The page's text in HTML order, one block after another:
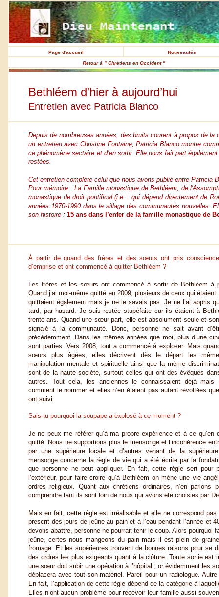
Page d'accueil
Nouveautés
Retour à " Chrétiens en Occident "
Bethléem d’hier à aujourd’hui
Entretien avec Patricia Blanco
Depuis de nombreuses années, des bruits courent à propos de la
un entretien avec Christine Fontaine, Patricia Blanco montre
ce phénomène sectaire et d’en sortir. Elle nous fait part
restées.
Cet entretien complète celui que nous avons publié entre Patricia
Pour mémoire : La Famille monastique de Bethléem, de
monastique de droit pontifical (i.e. : qui dépend directement de
années 1970-1990 dans le sillage des communautés nouvelles.
son histoire : 15 ans dans l’enfer de la famille monastique de
À partir de quand des frères et des sœurs ont pris
d’emprise et ont commencé à quitter Bethléem ?
Les frères et les sœurs ont commencé à sortir de Bethléem à
Quand j’ai moi-même quitté en 2009, plusieurs de ceux qui
quittaient également mais je ne le savais pas. Je ne l’ai appris
tard, par hasard. Je suis restée stupéfaite car ils étaient à
trente ans. Quand une sœur part, elle est absolument seule et
signalé à la communauté. Donc, personne ne sait avant
précédemment. Dans les mêmes années que moi, plus d’une
sont parties. Vers 2008, tout a commencé à exploser. Mais
sœurs plus âgées, elles décrivent dès le départ les
manipulation mentale et spirituelle ainsi que la même
sont de la haute société, surtout celles qui ont des évêques
autres. Tout cela, les anciennes le connaissaient déjà
comment le nommer et elles n’en étaient pas autant révoltées
ont suivi.
Sais-tu pourquoi la soupape a explosé à ce moment ?
Je ne peux me référer qu’à ma propre expérience et à ce qu’en
quitté. Nous ne supportions plus le mensonge et l’incohérence
par une supérieure locale et d’autres venant de la
mensonge concerne la règle de vie qui a été écrite par la
que personne ne peut appliquer. En fait, cette règle sert pour
l’extérieur, pour faire croire qu’à Bethléem on mène une vie
ordres religieux. Quant aux chrétiens ordinaires, n’en
comprendre tant ils sont loin de nous qui avons été choisies par
Mais en fait, cette règle est irréalisable et elle ne correspond
prescrit des jours de jeûne au pain et à l’eau pendant l’année
devons abattre, personne ne pourrait tenir le coup. Alors
jeûne, certes nous mangeons du pain mais il est plein de
fromage. Et les supérieures trouvent de bonnes raisons pour se
des ordres les plus exigeants quant à la clôture. Toute sortie
une sœur doit subir une opération à l’hôpital ; or évidemment les
déplacera avec tout son matériel. Pareil pour un radiologue.
En fait, l’application de cette règle dépend de la catégorie à
Elles n’ont aucun problème pour recevoir leur famille aussi